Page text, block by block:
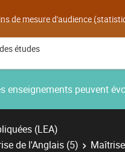
de mesure d'audience
études
peuvent
(LEA)
de l'Anglais (5)